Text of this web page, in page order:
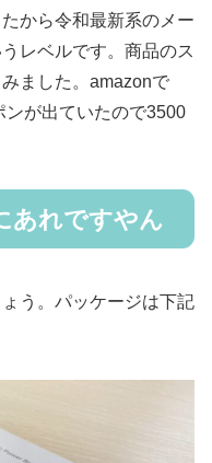
から令和最新系のメー
レベルです。商品のス
ました。amazonで
が出ていたので3500
あれですやん
う。パッケージは下記